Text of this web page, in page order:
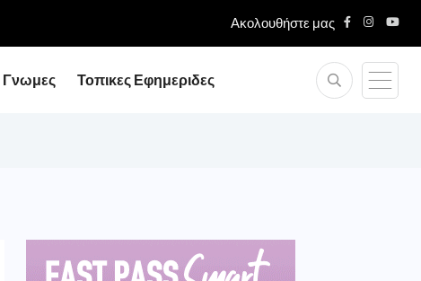
Ακολουθήστε μας
Γνωμες Τοπικες Εφημεριδες